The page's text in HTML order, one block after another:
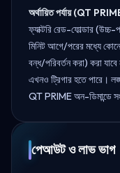
অর্থায়িত পর্যায় (QT
ফ্যাক্টরি রেড-ফোল্ডার (উচ্চ-
মিনিট আগে/পরের মধ্যে
বন্ধ/পরিবর্তন করা) করা
এখনও ট্রিগার হতে পারে।
QT PRIME অন-ডিমান্ডে
পেআউট ও লাভ ভাগ